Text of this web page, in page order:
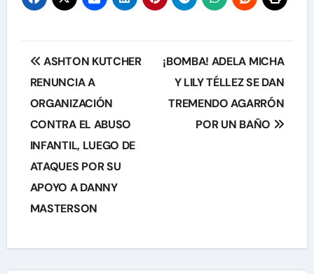
Navegación
de
entradas
ASHTON KUTCHER
RENUNCIA A
ORGANIZACIÓN
CONTRA EL ABUSO
INFANTIL, LUEGO DE
ATAQUES POR SU
APOYO A DANNY
MASTERSON
¡BOMBA! ADELA MICHA
Y LILY TÉLLEZ SE DAN
TREMENDO AGARRÓN
POR UN BAÑO